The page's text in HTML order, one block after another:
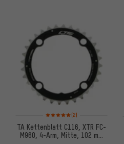
Bewertungen: 5 von 5
(2)
TA Kettenblatt C116, XTR FC-
M960, 4-Arm, Mitte, 102 mm